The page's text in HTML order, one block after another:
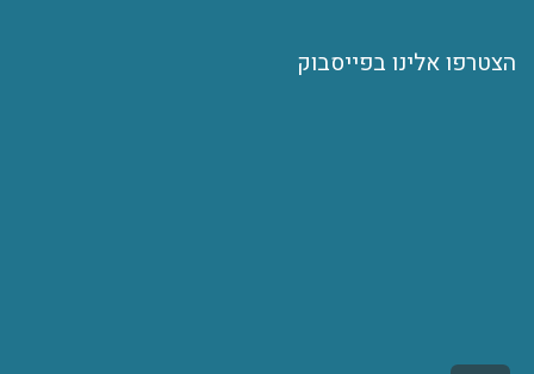
הצטרפו אלינו בפייסבוק